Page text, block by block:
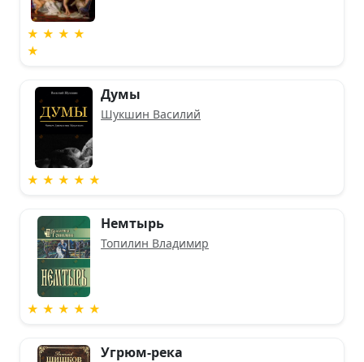
★ ★ ★ ★
★
★ ★ ★ ★ ★
Думы
Шукшин Василий
★ ★ ★ ★ ★
Немтырь
Топилин Владимир
Угрюм-река